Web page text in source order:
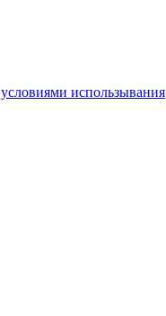
условиями использывания